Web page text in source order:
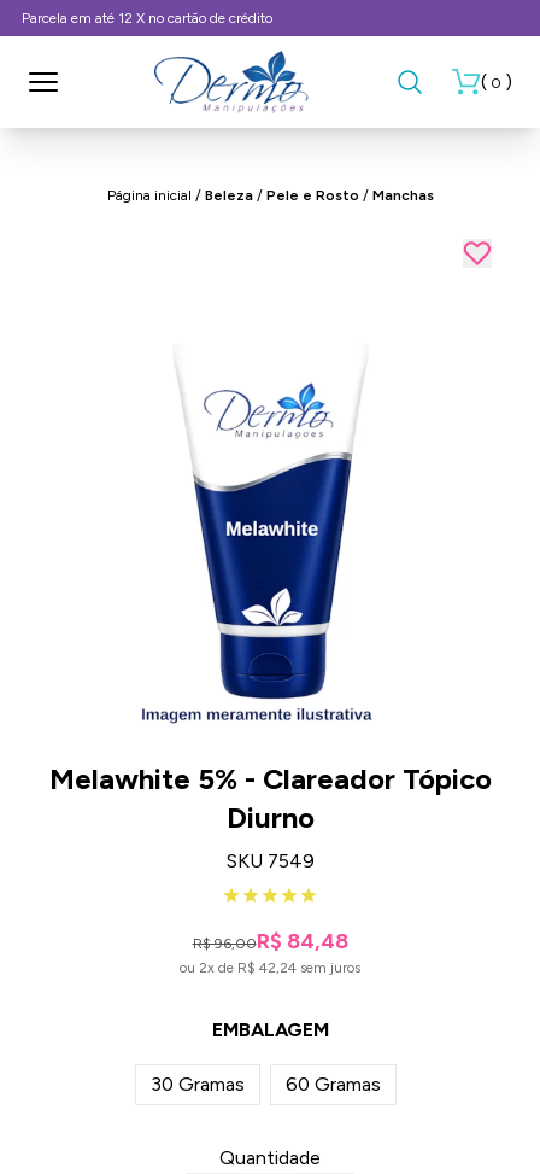
Frete Grátis, consulte as condições
( 0 )
Página inicial / Beleza/ Pele e Rosto / Manchas
Melawhite 5% - Clareador Tópico
Diurno
SKU 7549
R$ 96,00R$ 84,48
ou 2x de R$ 42,24 sem juros
EMBALAGEM
30 Gramas 60 Gramas
Quantidade